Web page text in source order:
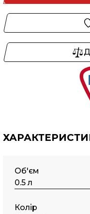
Об'єм
0.5 л
Колір